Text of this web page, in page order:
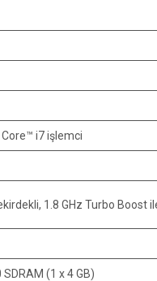
i7 işlemci
1.8 GHz Turbo Boost
(1 x 4 GB)